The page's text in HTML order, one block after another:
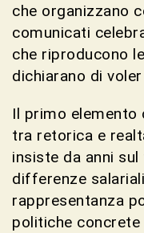
che organizzano
comunicati
che riproducono
dichiarano di
Il primo
tra retorica e
insiste da anni sul
differenze
rappresentanza
politiche